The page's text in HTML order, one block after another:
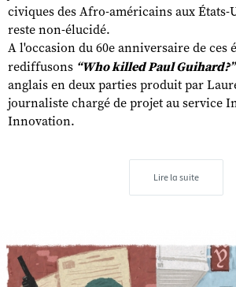
civiques des Afro-américains aux
reste non-élucidé.
A l'occasion du 60e anniversaire de ces
rediffusons “Who killed Paul Guihard?”
anglais en deux parties produit par
journaliste chargé de projet au service
Innovation.
Lire la suite